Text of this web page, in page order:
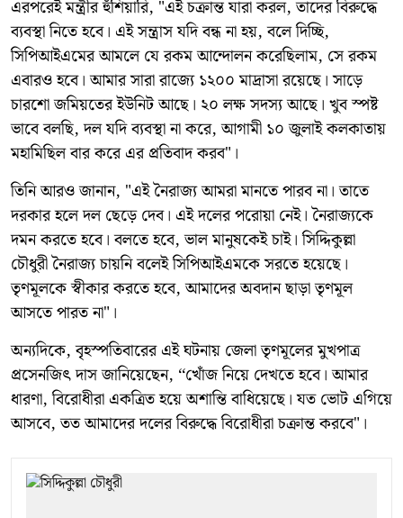
এরপরেই মন্ত্রীর হুঁশিয়ারি, "এই চক্রান্ত যারা করল, তাদের বিরুদ্ধে
ব্যবস্থা নিতে হবে। এই সন্ত্রাস যদি বন্ধ না হয়, বলে দিচ্ছি,
সিপিআইএমের আমলে যে রকম আন্দোলন করেছিলাম, সে রকম
এবারও হবে। আমার সারা রাজ্যে ১২০০ মাদ্রাসা রয়েছে। সাড়ে
চারশো জমিয়তের ইউনিট আছে। ২০ লক্ষ সদস্য আছে। খুব স্পষ্ট
ভাবে বলছি, দল যদি ব্যবস্থা না করে, আগামী ১০ জুলাই কলকাতায়
মহামিছিল বার করে এর প্রতিবাদ করব"।
তিনি আরও জানান, "এই নৈরাজ্য আমরা মানতে পারব না। তাতে
দরকার হলে দল ছেড়ে দেব। এই দলের পরোয়া নেই। নৈরাজ্যকে
দমন করতে হবে। বলতে হবে, ভাল মানুষকেই চাই। সিদ্দিকুল্লা
চৌধুরী নৈরাজ্য চায়নি বলেই সিপিআইএমকে সরতে হয়েছে।
তৃণমূলকে স্বীকার করতে হবে, আমাদের অবদান ছাড়া তৃণমূল
আসতে পারত না"।
অন্যদিকে, বৃহস্পতিবারের এই ঘটনায় জেলা তৃণমূলের মুখপাত্র
প্রসেনজিৎ দাস জানিয়েছেন, ‘‘খোঁজ নিয়ে দেখতে হবে। আমার
ধারণা, বিরোধীরা একত্রিত হয়ে অশান্তি বাধিয়েছে। যত ভোট এগিয়ে
আসবে, তত আমাদের দলের বিরুদ্ধে বিরোধীরা চক্রান্ত করবে"।